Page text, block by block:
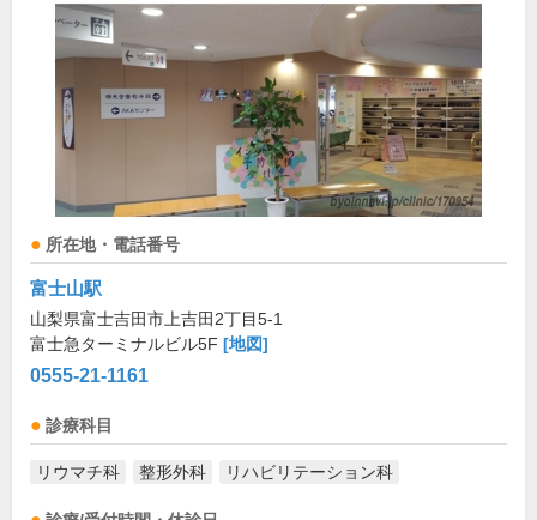
所在地・電話番号
富士山駅
山梨県富士吉田市上吉田2丁目5-1
富士急ターミナルビル5F [地図]
0555-21-1161
診療科目
リウマチ科 整形外科 リハビリテーション科